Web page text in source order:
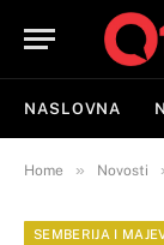
NASLOVNA
Home » Novosti
SEMBERIJA I